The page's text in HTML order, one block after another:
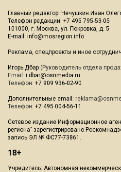
Главный редактор: Чечушкин Иван
Телефон редакции: +7 495 795-53-05
101000, г. Москва, ул. Покровка, д. 5
E-mail: info@mosregion.info
Реклама, спецпроекты и иное
Игорь Дбар (Руководитель отдела
Email: i.dbar@osnmedia.ru
Телефон: +7 909 936-02-90
Дополнительные email:
Телефон: +7 495 004-56-11
Сетевое издание Информационное
региона" зарегистрировано
запись ЭЛ № ФС77-73861.
18+
Учредитель: Автономная